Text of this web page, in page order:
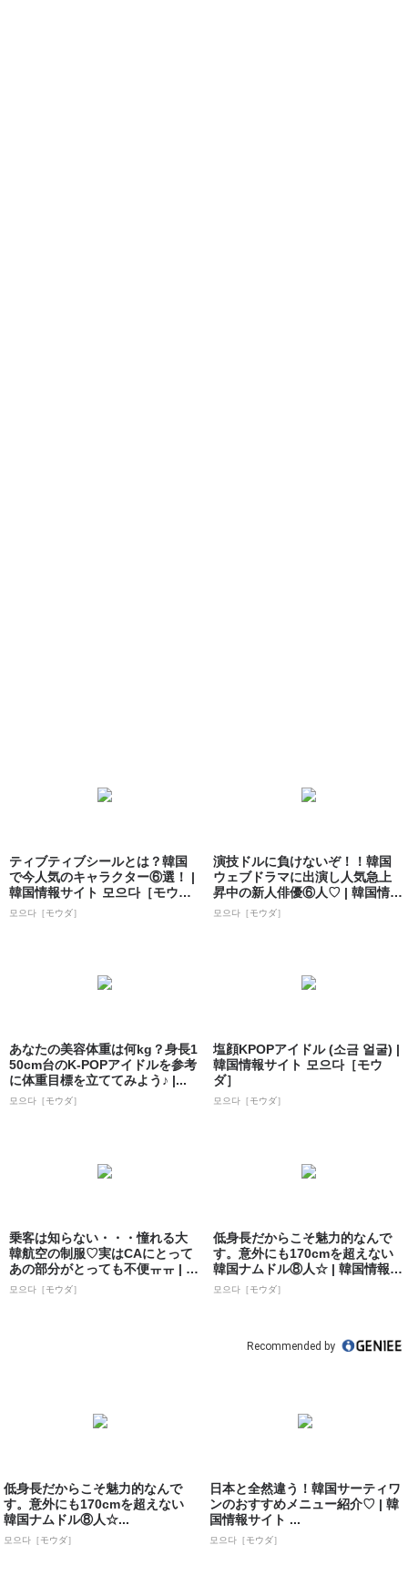
ティブティブシールとは？韓国
で今人気のキャラクター⑥選！ |
韓国情報サイト 모으다［モウ
ダ］
모으다［モウダ］
演技ドルに負けないぞ！！韓国
ウェブドラマに出演し人気急上
昇中の新人俳優⑥人♡ | 韓国情報
サイト ...
모으다［モウダ］
あなたの美容体重は何kg？身長1
50cm台のK-POPアイドルを参考
に体重目標を立ててみよう♪ |...
모으다［モウダ］
塩顔KPOPアイドル (소금 얼굴) |
韓国情報サイト 모으다［モウ
ダ］
모으다［モウダ］
乗客は知らない・・・憧れる大
韓航空の制服♡実はCAにとって
あの部分がとっても不便ㅠㅠ | 韓
国情報...
모으다［モウダ］
低身長だからこそ魅力的なんで
す。意外にも170cmを超えない
韓国ナムドル⑧人☆ | 韓国情報サ
イト...
모으다［モウダ］
Recommended by
低身長だからこそ魅力的なんで
す。意外にも170cmを超えない
韓国ナムドル⑧人☆...
모으다［モウダ］
日本と全然違う！韓国サーティワ
ンのおすすめメニュー紹介♡ | 韓
国情報サイト ...
모으다［モウダ］